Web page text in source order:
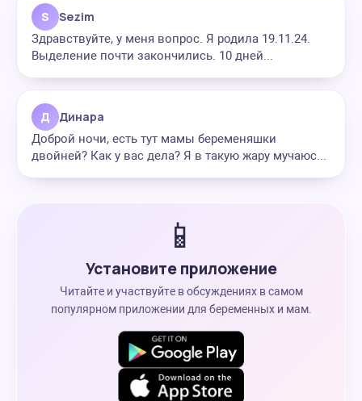
S Sezim
Здравствуйте, у меня вопрос. Я родила 19.11.24.
Выделение почти закончились. 10 дней...
Д Динара
Доброй ночи, есть тут мамы беременяшки
двойней? Как у вас дела? Я в такую жару мучаюс...
📱
Установите приложение
Читайте и участвуйте в обсуждениях в самом
популярном приложении для беременных и мам.